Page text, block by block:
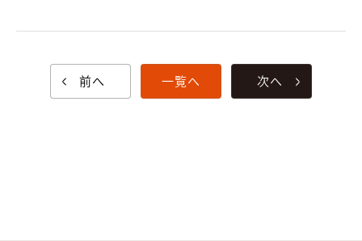
前へ 一覧へ 次へ